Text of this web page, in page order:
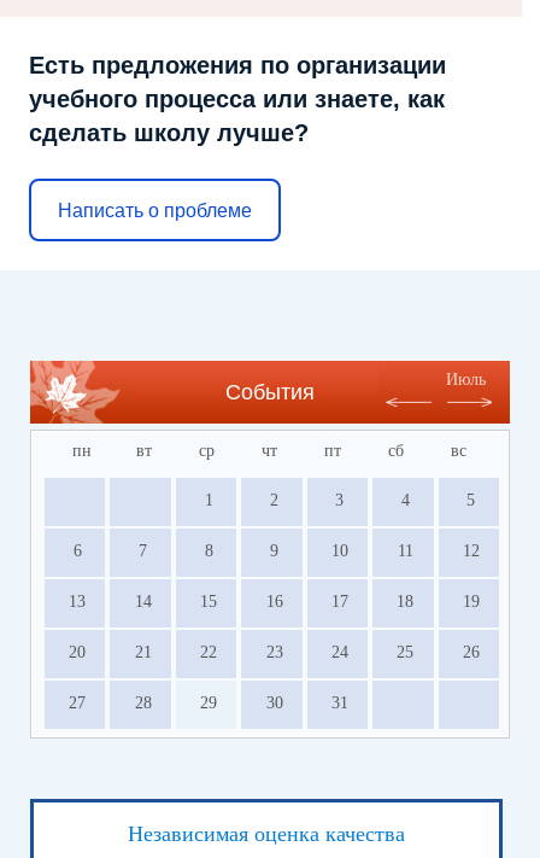
Есть предложения по организации
учебного процесса или знаете, как
сделать школу лучше?
Написать о проблеме
События
Июль
пн вт ср чт пт сб вс
1 2 3 4 5
6 7 8 9 10 11 12
13 14 15 16 17 18 19
20 21 22 23 24 25 26
27 28 29 30 31
Независимая оценка качества